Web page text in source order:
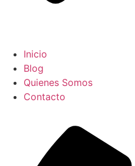
Inicio
Blog
Quienes Somos
Contacto